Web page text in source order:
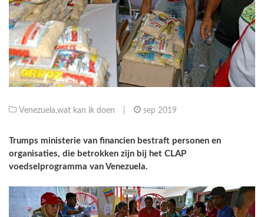
Venezuela,wat kan ik doen sep 2019
Trumps ministerie van financien bestraft personen en
organisaties, die betrokken zijn bij het CLAP
voedselprogramma van Venezuela.